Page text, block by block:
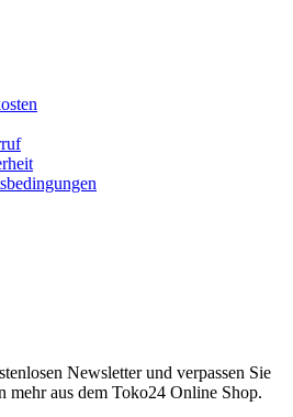
Newsletter und verpassen Sie
aus dem Toko24 Online Shop.